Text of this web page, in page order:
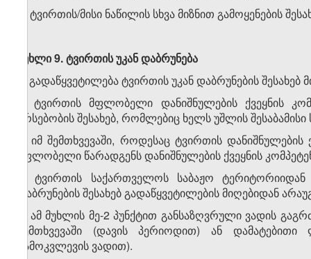
გ) ტვირთის/მისი ნაწილის სხვა მიზნით გამოყენების
მუხლი 9.ტვირთისუკანდაბრუნება
1. გადაწყვეტილება ტვირთის უკან დაბრუნების
ა) ტვირთის მფლობელი დანიშნულების ქვეყნის
არსებობის შესახებ, რომლებიც ხელს უშლის
ბ) იმ შემთხვევაში, როდესაც ტვირთის
მფლობელი წარადგენს დანიშნულების ქვეყნის
2. ტვირთის საქართველოს საბაჟო
დაბრუნების შესახებ გადაწყვეტილების მიღებიდან
3. ამ მუხლის მე-2 პუნქტით განსაზღვრული ვადის
შემთხვევაში (დავის პერიოდით) ან
გამოკვლევის ვადით).